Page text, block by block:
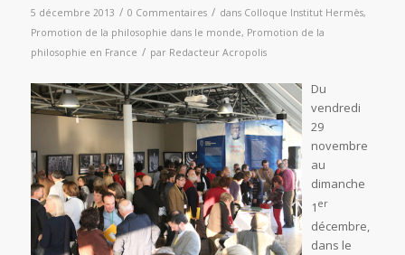
5 décembre 2013 / 0 Commentaires / dans Colloque Institut Hermès,
Promotion de la philosophie dans le monde, Promotion de la
philosophie en France / par Redacteur Acropolis
Du
vendredi
29
novembre
au
dimanche
1 er
décembre,
dans le